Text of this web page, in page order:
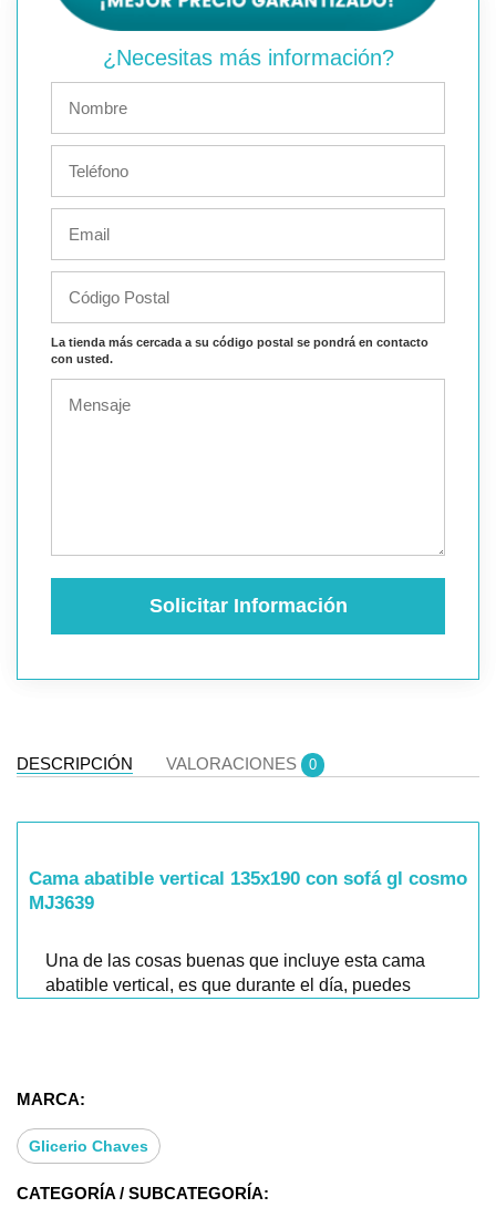
¿Necesitas más información?
La tienda más cercada a su código postal se pondrá en contacto
con usted.
Solicitar Información
DESCRIPCIÓN VALORACIONES 0
Cama abatible vertical 135x190 con sofá gl cosmo
MJ3639
Una de las cosas buenas que incluye esta cama
abatible vertical, es que durante el día, puedes
¿Estás buscando una solución inteligente para
maximizar el espacio en tu habitación? ¡No
vertical de 135x190 con sofá GL Cosmo MJ3639
MARCA:
Glicerio Chaves
CATEGORÍA / SUBCATEGORÍA: